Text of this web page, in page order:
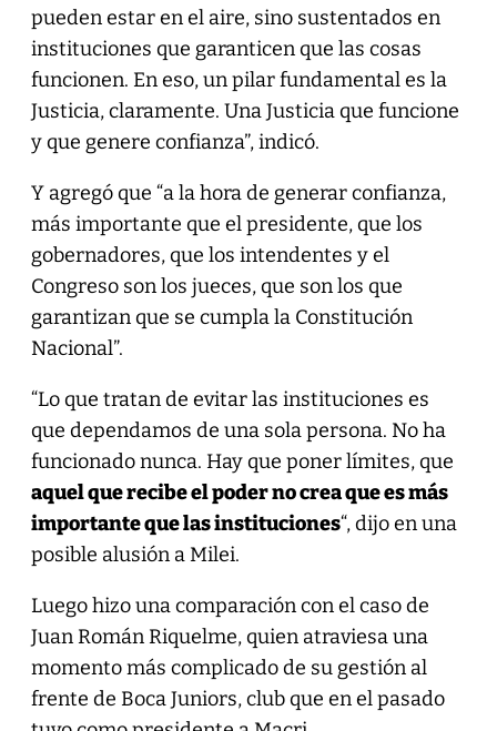
pueden estar en el aire, sino sustentados en
instituciones que garanticen que las cosas
funcionen. En eso, un pilar fundamental es la
Justicia, claramente. Una Justicia que funcione
y que genere confianza”, indicó.
Y agregó que “a la hora de generar confianza,
más importante que el presidente, que los
gobernadores, que los intendentes y el
Congreso son los jueces, que son los que
garantizan que se cumpla la Constitución
Nacional”.
“Lo que tratan de evitar las instituciones es
que dependamos de una sola persona. No ha
funcionado nunca. Hay que poner límites, que
aquel que recibe el poder no crea que es más
importante que las instituciones“, dijo en una
posible alusión a Milei.
Luego hizo una comparación con el caso de
Juan Román Riquelme, quien atraviesa una
momento más complicado de su gestión al
frente de Boca Juniors, club que en el pasado